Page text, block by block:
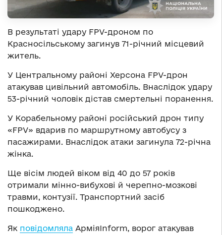
В результаті удару FPV-дроном по
Красносільському загинув 71-річний місцевий
житель.
У Центральному районі Херсона FPV-дрон
атакував цивільний автомобіль. Внаслідок удару
53-річний чоловік дістав смертельні поранення.
У Корабельному районі російський дрон типу
«FPV» вдарив по маршрутному автобусу з
пасажирами. Внаслідок атаки загинула 72-річна
жінка.
Ще вісім людей віком від 40 до 57 років
отримали мінно-вибухові й черепно-мозкові
травми, контузії. Транспортний засіб
пошкоджено.
Як повідомляла АрміяInform, ворог атакував